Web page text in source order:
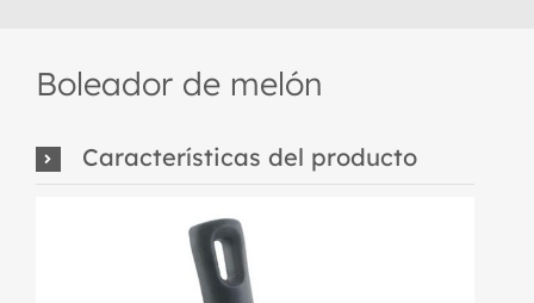
Boleador de melón
Características del producto